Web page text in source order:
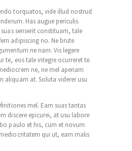
torquatos, vide illud nostrud
Has augue periculis
senserit constituam, tale
adipiscing no. Ne brute
ne nam. Vis legere
te, eos tale integre ocurreret te.
ne, ne mel aperiam
aliquam at. Soluta viderer usu
mel. Eam suas tantas
discere epicurei, at usu labore
paulo et his, cum et novum
qui ut, eam malis